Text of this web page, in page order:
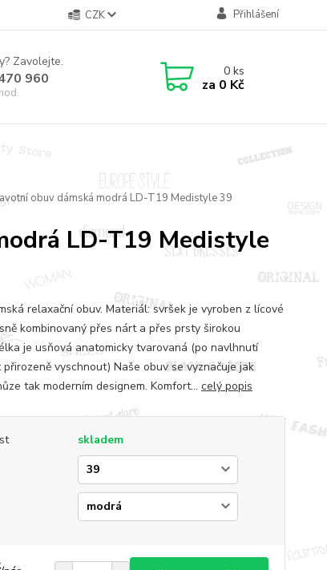
CZK Přihlášení
Zavolejte.
960 0ks
za 0 Kč
obuv dámská modrá LD-T19 Medistyle 39
LD-T19 Medistyle
relaxační obuv. Materiál: svršek je vyroben z lícové
kombinovaný přes nárt a přes prsty širokou
je usňová anatomicky tvarovaná (po navlhnutí
vyschnout) Naše obuv se vyznačuje jak
tak moderním designem. Komfort... celý popis
skladem